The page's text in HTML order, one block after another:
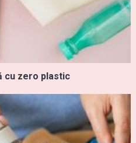
cu zero plastic